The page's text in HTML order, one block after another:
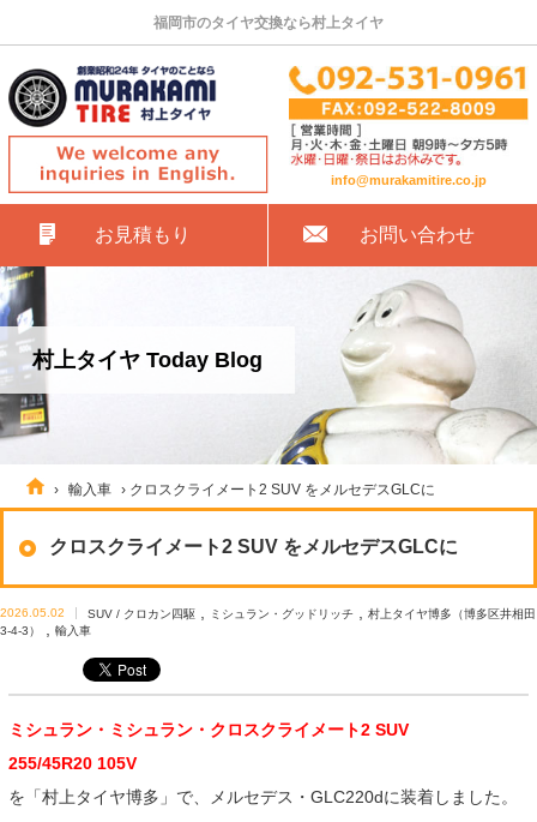
福岡市のタイヤ交換なら村上タイヤ
info@murakamitire.co.jp
お見積もり お問い合わせ
村上タイヤ Today Blog
› 輸入車 › クロスクライメート2 SUV をメルセデスGLCに
クロスクライメート2 SUV をメルセデスGLCに
2026.05.02 SUV / クロカン四駆, ミシュラン・グッドリッチ,
村上タイヤ博多（博多区井相田
3-4-3）
輸入車
ミシュラン・ミシュラン・クロスクライメート2 SUV
255/45R20 105V
を「村上タイヤ博多」で、メルセデス・GLC220dに装着しました。